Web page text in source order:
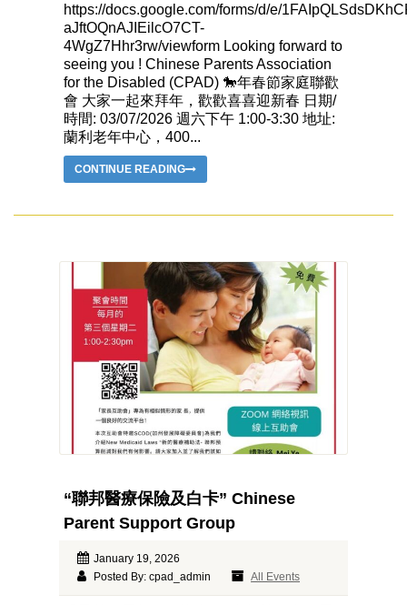
https://docs.google.com/forms/d/e/
aJftOQnAJIEilcO7CT-
4WgZ7Hhr3rw/viewform Looking forward to
seeing you ! Chinese Parents Association
for the Disabled (CPAD) 🐎年春節家庭聯歡
會 ⼤家⼀起來拜年，歡歡喜喜迎新春 ⽇期/
時間: 03/07/2026 週六下午 1:00-3:30 地址:
蘭利⽼年中⼼，400...
CONTINUE READING
“聯邦醫療保險及白卡” Chinese
Parent Support Group
January 19, 2026
Posted By: cpad_admin
All Events